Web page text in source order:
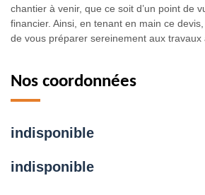
chantier à venir, que ce soit d’un point de
financier. Ainsi, en tenant en main ce
de vous préparer sereinement aux travaux
Nos coordonnées
indisponible
indisponible